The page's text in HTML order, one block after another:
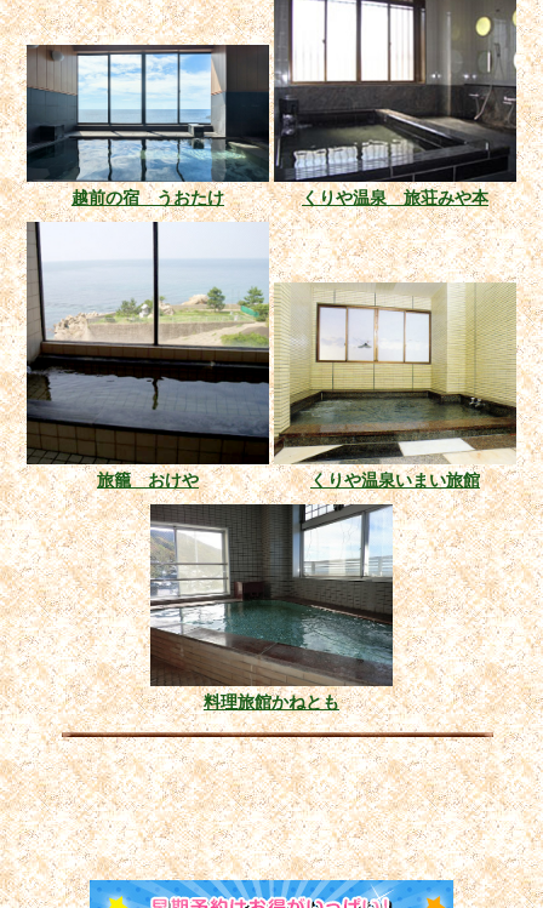
越前の宿 うおたけ くりや温泉 旅荘みや本
旅籠 おけや くりや温泉いまい旅館
料理旅館かねとも